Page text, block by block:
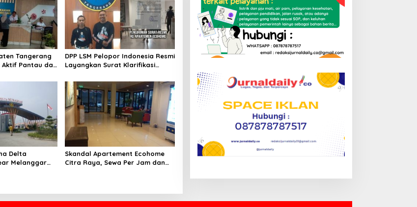
Tangerang
Aktif Pantau dan
DPP LSM Pelopor Indonesia Resmi
Layangkan Surat Klarifikasi
BNK
Delta
Melanggar
Skandal Apartement Ecohome
Citra Raya, Sewa Per Jam dan